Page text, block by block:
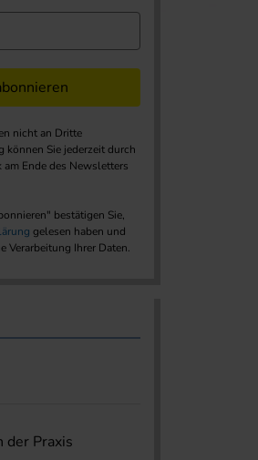
nicht an Dritte
Sie jederzeit durch
Ende des Newsletters
bestätigen Sie,
gelesen haben und
Verarbeitung Ihrer Daten.
der Praxis